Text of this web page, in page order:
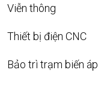
Viễn thông
Thiết bị điện CNC
Bảo trì trạm biến áp